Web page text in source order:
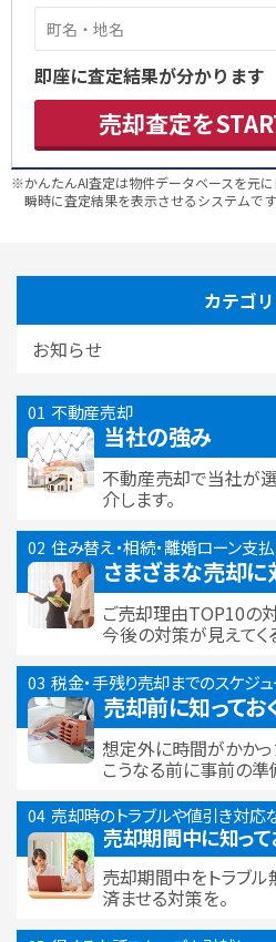
即座に査定結果が分かります
売却査定を
※かんたんAI査定は物件データベースを元
瞬時に査定結果を表示させるシステムです
カテゴ
お知らせ
不動産売却
当社の強み
不動産売却で当社が
介します。
住み替え・相続・離婚ローン支
さまざまな売却に
ご売却理由TOP10の
今後の対策が見えてく
税金・手残り売却までのスケジ
売却前に知ってお
想定外に時間がかかっ
こうなる前に事前の準
売却時のトラブルや値引き対応
売却期間中に知って
売却期間中をトラブル
済ませる対策を。